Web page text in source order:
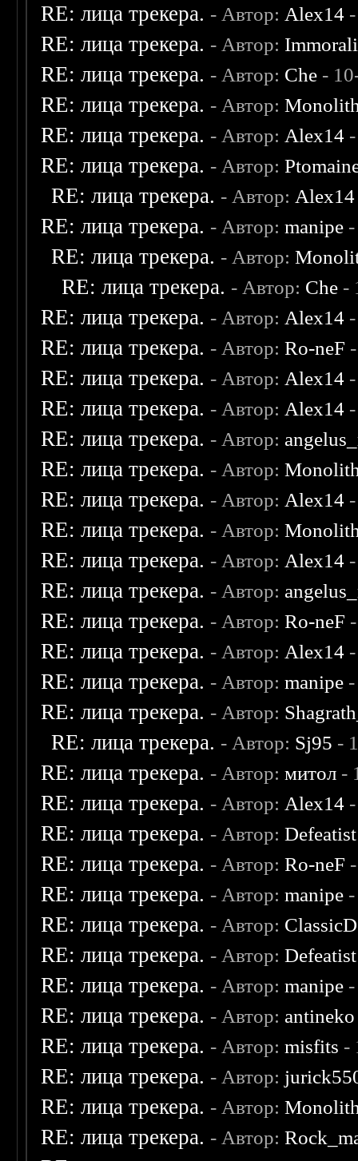
RE: лица трекера. - Автор: Alex14
RE: лица трекера. - Автор:
RE: лица трекера. - Автор: Che -
RE: лица трекера. - Автор:
RE: лица трекера. - Автор: Alex14
RE: лица трекера. - Автор:
RE: лица трекера. - Автор: Alex14
RE: лица трекера. - Автор:manipe
RE: лица трекера. - Автор:
RE: лица трекера. - Автор: Che -
RE: лица трекера. - Автор: Alex14
RE: лица трекера. - Автор:Ro-neF
RE: лица трекера. - Автор: Alex14
RE: лица трекера. - Автор: Alex14
RE: лица трекера. - Автор:
RE: лица трекера. - Автор:
RE: лица трекера. - Автор: Alex14
RE: лица трекера. - Автор:
RE: лица трекера. - Автор: Alex14
RE: лица трекера. - Автор:
RE: лица трекера. - Автор:Ro-neF
RE: лица трекера. - Автор: Alex14
RE: лица трекера. - Автор:manipe
RE: лица трекера. - Автор:
RE: лица трекера. - Автор: Sj95 -
RE: лица трекера. - Автор:митол -
RE: лица трекера. - Автор: Alex14
RE: лица трекера. - Автор:Defeatist
RE: лица трекера. - Автор:Ro-neF
RE: лица трекера. - Автор:manipe
RE: лица трекера. - Автор:
RE: лица трекера. - Автор:Defeatist
RE: лица трекера. - Автор:manipe
RE: лица трекера. - Автор: antineko
RE: лица трекера. - Автор:misfits -
RE: лица трекера. - Автор:
RE: лица трекера. - Автор:
RE: лица трекера. - Автор: